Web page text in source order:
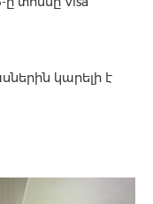
կարելի է